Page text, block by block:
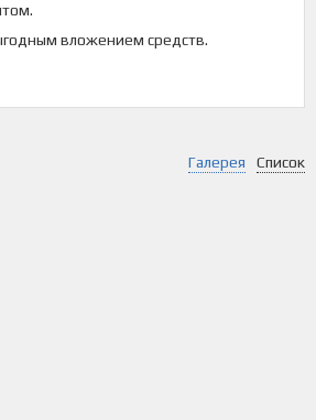
вложением средств.
Галерея Список